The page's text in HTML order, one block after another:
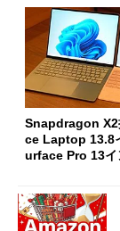
Snapdragon
ce Laptop 13.8
urface Pro 13イ
た